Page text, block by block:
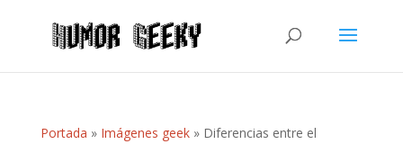
Portada » Imágenes geek» Diferencias entre el